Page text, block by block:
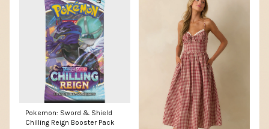
Pokemon: Sword & Shield
Chilling Reign Booster Pack